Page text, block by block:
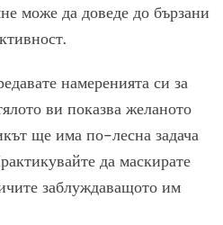
може да доведе до бързани
намеренията си за
ви показва желаното
ще има по-лесна задача
да маскирате
заблуждаващото им